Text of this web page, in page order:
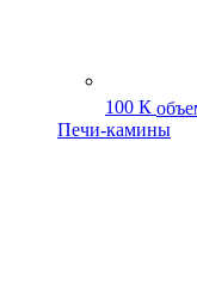
100 К
Печи-камины